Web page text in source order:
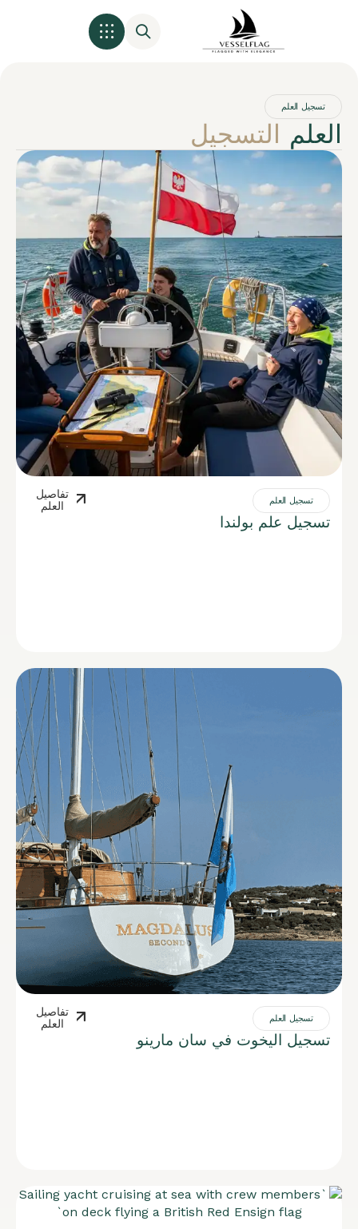
تسجيل العلم
التسجيل
تسجيل العلم
تسجيل علم بولندا
تفاصيل
العلم
تسجيل العلم
تسجيل اليخوت في سان مارينو
تفاصيل
العلم